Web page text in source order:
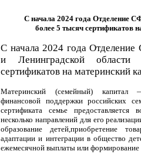
С начала 2024 года Отделение
более 5 тысяч сертификатов
С начала 2024 года
и Ленинградской
сертификатов на материнский
Материнский (семейный) капитал
финансовой поддержки российских
сертификата семье
несколько направлений для его
образование детей,приобретение
адаптации и интеграции в общество
ежемесячной выплаты или формирование